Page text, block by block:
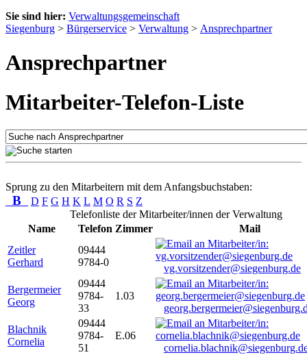
Sie sind hier: Verwaltungsgemeinschaft
Siegenburg > Bürgerservice > Verwaltung > Ansprechpartner
Ansprechpartner
Mitarbeiter-Telefon-Liste
Sprung zu den Mitarbeitern mit dem Anfangsbuchstaben:
B D F G H K L M O R S Z
Telefonliste der Mitarbeiter/innen der Verwaltung
Name
Telefon Zimmer
Mail
Zeitler
Gerhard
09444
9784-0
vg.vorsitzender@siegenburg.de
Bergermeier
Georg
09444
9784-
33
1.03
Blachnik
Cornelia
09444
9784-
51
E.06